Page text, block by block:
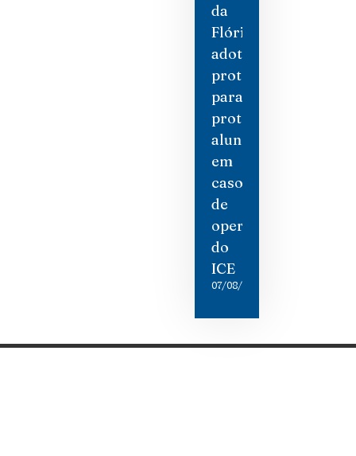
da
Flórida
adotam
protocolos
para
proteger
alunos
em
caso
de
operações
do
ICE
07/08/2026